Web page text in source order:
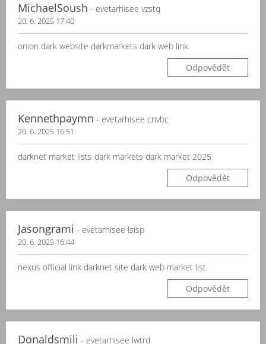
MichaelSoush - evetarhisee vzstq
20. 6. 2025 17:40
onion dark website darkmarkets dark web link
Odpovědět
Kennethpaymn - evetarhisee cnvbc
20. 6. 2025 16:51
darknet market lists dark markets dark market 2025
Odpovědět
Jasongrami - evetarhisee lsisp
20. 6. 2025 16:44
nexus official link darknet site dark web market list
Odpovědět
Donaldsmili - evetarhisee lwtrd